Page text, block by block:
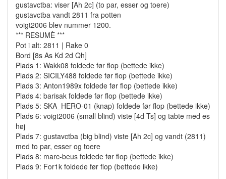
gustavctba: viser [Ah 2c] (to par, esser og toere)
gustavctba vandt 2811 fra potten
voigt2006 blev nummer 1200.
*** RESUMÈ ***
Pot i alt: 2811 | Rake 0
Bord [8s As Kd 2d Qh]
Plads 1: Wakk08 foldede før flop (bettede ikke)
Plads 2: SICILY488 foldede før flop (bettede ikke)
Plads 3: Anton1989x foldede før flop (bettede ikke)
Plads 4: barisak foldede før flop (bettede ikke)
Plads 5: SKA_HERO-01 (knap) foldede før flop (bettede ikke)
Plads 6: voigt2006 (small blind) viste [4d Ts] og tabte med es
høj
Plads 7: gustavctba (big blind) viste [Ah 2c] og vandt (2811)
med to par, esser og toere
Plads 8: marc-beus foldede før flop (bettede ikke)
Plads 9: For1k foldede før flop (bettede ikke)